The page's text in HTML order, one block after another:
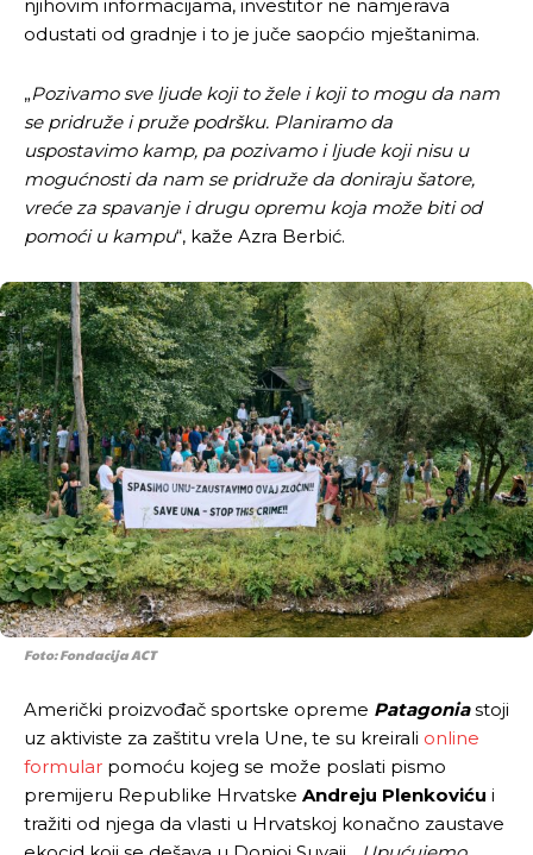
njihovim informacijama, investitor ne namjerava
odustati od gradnje i to je juče saopćio mještanima.
„Pozivamo sve ljude koji to žele i koji to mogu da nam
se pridruže i pruže podršku. Planiramo da
uspostavimo kamp, pa pozivamo i ljude koji nisu u
mogućnosti da nam se pridruže da doniraju šatore,
vreće za spavanje i drugu opremu koja može biti od
pomoći u kampu“, kaže Azra Berbić.
Foto: Fondacija ACT
Američki proizvođač sportske opreme Patagoniastoji
uz aktiviste za zaštitu vrela Une, te su kreirali online
formular pomoću kojeg se može poslati pismo
premijeru Republike Hrvatske Andreju Plenkoviću i
tražiti od njega da vlasti u Hrvatskoj konačno zaustave